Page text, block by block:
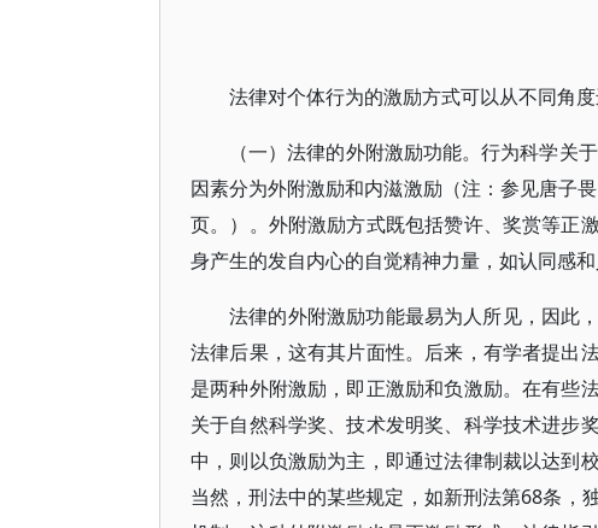
法律对个体行为的激励方式可以从不同角
（一）法律的外附激励功能。行为科学关
因素分为外附激励和内滋激励（注：参见唐子
页。）。外附激励方式既包括赞许、奖赏等正
身产生的发自内心的自觉精神力量，如认同感和
法律的外附激励功能最易为人所见，因此
法律后果，这有其片面性。后来，有学者提出
是两种外附激励，即正激励和负激励。在有些
关于自然科学奖、技术发明奖、科学技术进步
中，则以负激励为主，即通过法律制裁以达到
当然，刑法中的某些规定，如新刑法第68条，